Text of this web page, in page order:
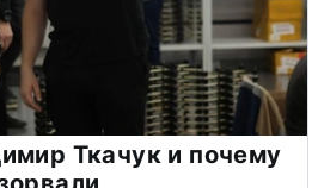
Ткачук и почему